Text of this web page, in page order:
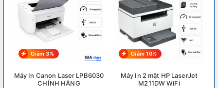
Giảm 3%
Máy In Canon Laser LPB6030
CHÍNH HÃNG
Giảm 10%
Máy In 2 mặt HP LaserJet
M211DW WiFi